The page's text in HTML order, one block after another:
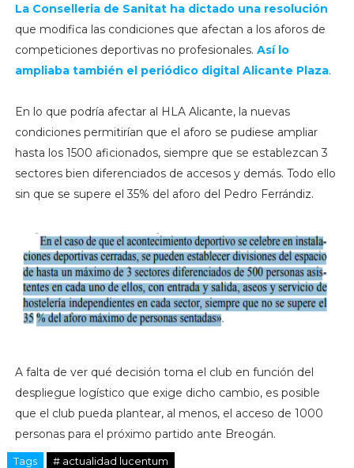
La Conselleria de Sanitat ha dictado una resolución
que modifica las condiciones que afectan a los aforos de
competiciones deportivas no profesionales. Así lo
ampliaba también el periódico digital Alicante Plaza.
En lo que podría afectar al HLA Alicante, la nuevas
condiciones permitirían que el aforo se pudiese ampliar
hasta los 1500 aficionados, siempre que se establezcan 3
sectores bien diferenciados de accesos y demás. Todo ello
sin que se supere el 35% del aforo del Pedro Ferrándiz.
A falta de ver qué decisión toma el club en función del
despliegue logístico que exige dicho cambio, es posible
que el club pueda plantear, al menos, el acceso de 1000
personas para el próximo partido ante Breogán.
Tags # actualidad lucentum